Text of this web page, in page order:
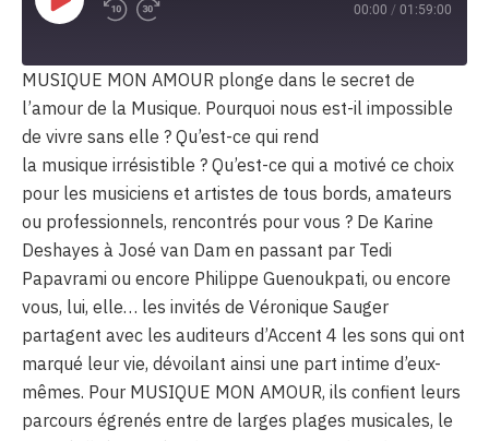
Play
Episode
00:00 / 01:59:00
MUSIQUE MON AMOUR plonge dans le secret de
l’amour de la Musique. Pourquoi nous est-il impossible
de vivre sans elle ? Qu’est-ce qui rend
la musique irrésistible ? Qu’est-ce qui a motivé ce choix
pour les musiciens et artistes de tous bords, amateurs
ou professionnels, rencontrés pour vous ? De Karine
Deshayes à José van Dam en passant par Tedi
Papavrami ou encore Philippe Guenoukpati, ou encore
vous, lui, elle… les invités de Véronique Sauger
partagent avec les auditeurs d’Accent 4 les sons qui ont
marqué leur vie, dévoilant ainsi une part intime d’eux-
mêmes. Pour MUSIQUE MON AMOUR, ils confient leurs
parcours égrenés entre de larges plages musicales, le